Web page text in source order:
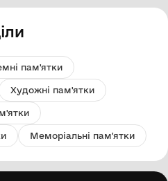
пам'ятки
Художні пам'ятки
Меморіальні пам'ятки